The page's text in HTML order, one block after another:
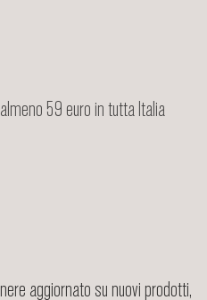
59 euro in tutta Italia
aggiornato su nuovi prodotti,